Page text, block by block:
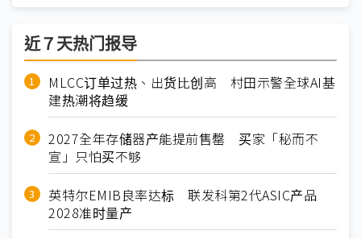
近７天热门报导
MLCC订单过热、出货比创高 村田示警全球AI基
建热潮将趋缓
2027全年存储器产能提前售罄 买家「秘而不
宣」只怕买不够
英特尔EMIB良率达标 联发科第2代ASIC产品
2028准时量产